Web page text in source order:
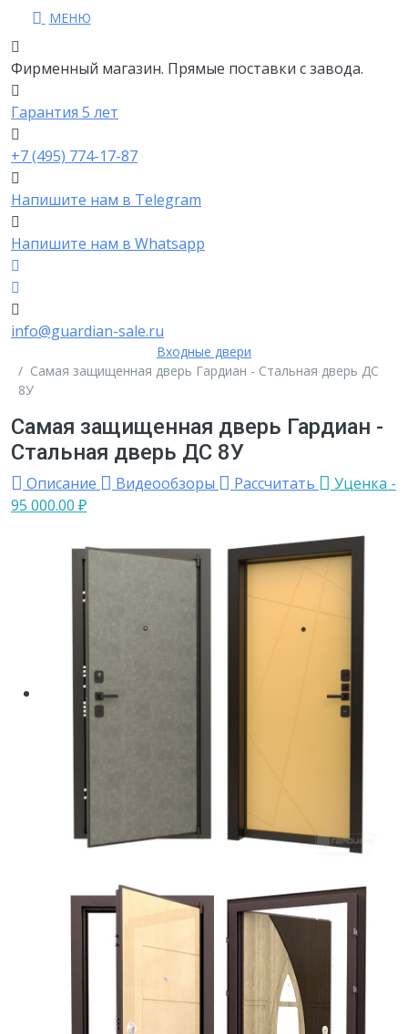
МЕНЮ
Фирменный магазин. Прямые поставки с завода.
Гарантия 5 лет
+7 (495) 774-17-87
Напишите нам в Telegram
Напишите нам в Whatsapp
info@guardian-sale.ru
Входные двери
Самая защищенная дверь Гардиан - Стальная дверь ДС
8У
Самая защищенная дверь Гардиан -
Стальная дверь ДС 8У
Описание Видеообзоры Рассчитать Уценка -
95 000.00 ₽